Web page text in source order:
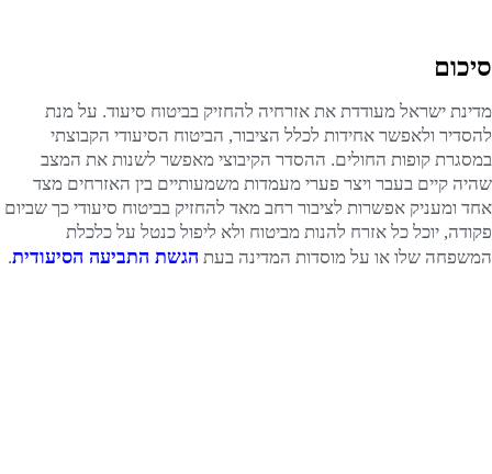
סיכום
מדינת ישראל מעודדת את אזרחיה להחזיק בביטוח סיעוד. על מנת
להסדיר ולאפשר אחידות לכלל הציבור, הביטוח הסיעודי הקבוצתי
במסגרת קופות החולים. ההסדר הקיבוצי מאפשר לשנות את המצב
שהיה קיים בעבר ויצר פערי מעמדות משמעותיים בין האזרחים מצד
אחד ומעניק אפשרות לציבור רחב מאד להחזיק בביטוח סיעודי כך שביום
פקודה, יוכל כל אזרח להנות מביטוח ולא ליפול כנטל על כלכלת
המשפחה שלו או על מוסדות המדינה בעת הגשת התביעה הסיעודית.